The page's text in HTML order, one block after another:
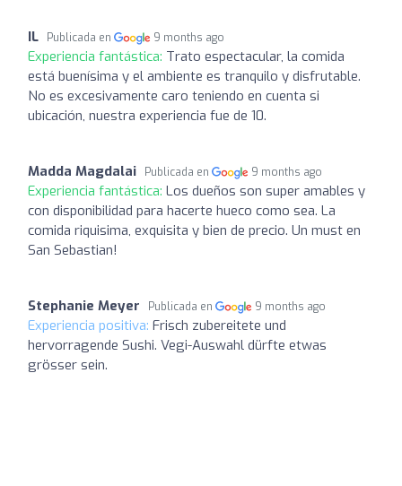
IL Publicada en 9 months ago
Experiencia fantástica: Trato espectacular, la comida
está buenísima y el ambiente es tranquilo y disfrutable.
No es excesivamente caro teniendo en cuenta si
ubicación, nuestra experiencia fue de 10.
Madda Magdalai Publicada en 9 months ago
Experiencia fantástica: Los dueños son super amables y
con disponibilidad para hacerte hueco como sea. La
comida riquisima, exquisita y bien de precio. Un must en
San Sebastian!
Stephanie Meyer Publicada en 9 months ago
Experiencia positiva: Frisch zubereitete und
hervorragende Sushi. Vegi-Auswahl dürfte etwas
grösser sein.